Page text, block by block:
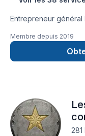
Entrepreneur général Projets clé en main Rénovation salle de
et une en Estrie pour
Membre depuis 2019